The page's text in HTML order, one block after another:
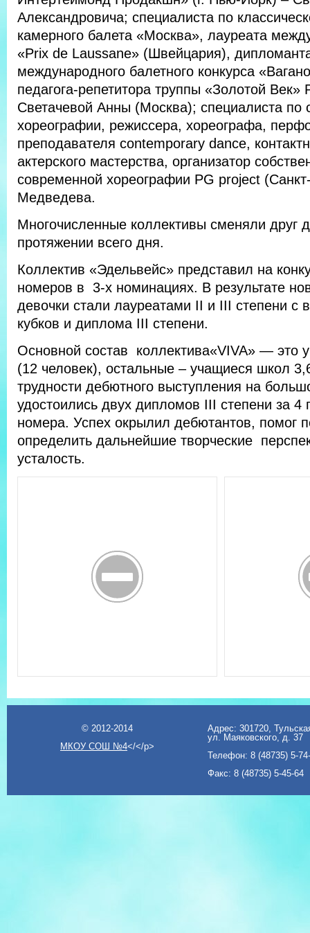
Александровича; специалиста по
камерного балета «Москва», лауреата
«Prix de Laussane» (Швейцария), дипломанта
международного балетного конкурса
педагога-репетитора труппы «Золотой Век»
Светачевой Анны (Москва); специалиста по
хореографии, режиссера, хореографа,
преподавателя contemporary dance,
актерского мастерства, организатор
современной хореографии PG project
Медведева.
Многочисленные коллективы сменяли друг
протяжении всего дня.
Коллектив «Эдельвейс» представил на
номеров в 3-х номинациях. В результате
девочки стали лауреатами II и III степени с
кубков и диплома III степени.
Основной состав коллектива«VIVA» —
(12 человек), остальные – учащиеся школ
трудности дебютного выступления на
удостоились двух дипломов III степени за 4
номера. Успех окрылил дебютантов, помог
определить дальнейшие творческие
усталость.
© 2012-2014
МКОУ СОШ №4</</p>
Адрес: 301720,
ул. Маяковского, д. 37
Телефон: 8 (48735) 5-
Факс: 8 (48735) 5-45-64